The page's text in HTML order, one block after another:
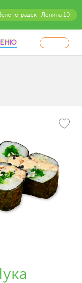
| Ленина 10